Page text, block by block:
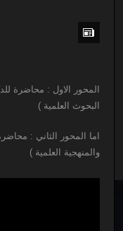
المحور الاول : محاضرة
البحوث العلمية )
اما المحور الثاني :
والمنهجية العلمية )